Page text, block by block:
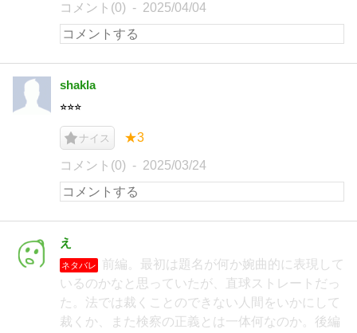
コメント(0) 2025/04/04
shakla
⭐︎⭐︎⭐︎
ナイス ★3
コメント(0) 2025/03/24
え
ネタバレ
前編。最初は題名が何か婉曲的に表現して
いるのかなと思っていたが、直球ストレートだっ
た。法では裁くことのできない人間をいかにして
裁くか、また検察の正義とは一体何なのか。後編